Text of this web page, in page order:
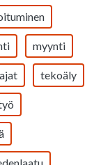
myynti
tekoäly